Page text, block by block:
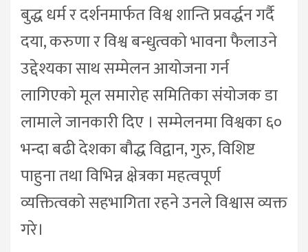
बुद्ध धर्म र दर्शनमार्फत विश्व शान्ति प्रवर्द्धन गर्दै
दया, करुणा र विश्व बन्धुत्वको भावना फैलाउने
उद्देश्यका साथ सम्मेलन आयोजना गर्न
लागिएको मूल समारोह समितिका संयोजक डा
लामाले जानकारी दिए । सम्मेलनमा विश्वका ६०
भन्दा बढी देशका बौद्ध विद्वान, गुरु, विशिष्ट
पाहुना तथा विभिन्न क्षेत्रका महत्वपूर्ण
व्यक्तित्वको सहभागिता रहने उनले विश्वास व्यक्त
गरे।